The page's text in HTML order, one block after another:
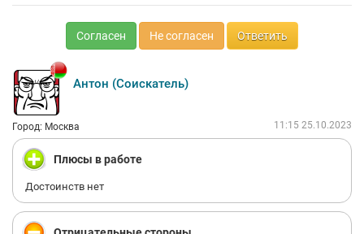
Согласен Не согласен Ответить
Антон (Соискатель)
Город: Москва 11:15 25.10.2023
Плюсы в работе
Достоинств нет